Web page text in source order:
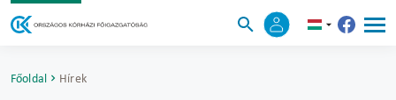
Főoldal Hírek